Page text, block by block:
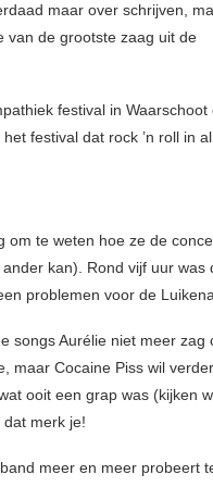
maar over schrijven,
van de grootste zaag uit de
festival in Waarschoot
festival dat rock ’n roll in
om te weten hoe ze de
kan). Rond vijf uur was
problemen voor de
songs Aurélie niet meer zag
maar Cocaine Piss wil
ooit een grap was (kijken
merk je!
meer en meer probeert